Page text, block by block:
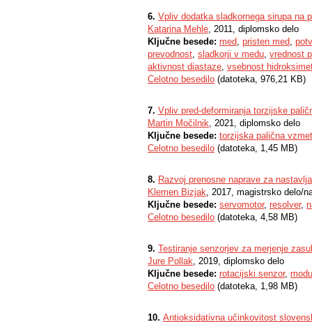
6. Vpliv dodatka sladkornega sirupa na
Katarina Mehle, 2011, diplomsko delo
Ključne besede: med, pristen med,
prevodnost, sladkorji v medu, vrednost
aktivnost diastaze, vsebnost
Celotno besedilo (datoteka, 976,21 KB)
7. Vpliv pred-deformiranja torzijske
Martin Močilnik, 2021, diplomsko delo
Ključne besede: torzijska palična vzmet
Celotno besedilo (datoteka, 1,45 MB)
8. Razvoj prenosne naprave za
Klemen Bizjak, 2017, magistrsko delo/
Ključne besede: servomotor, resolver,
Celotno besedilo (datoteka, 4,58 MB)
9. Testiranje senzorjev za merjenje
Jure Pollak, 2019, diplomsko delo
Ključne besede: rotacijski senzor,
Celotno besedilo (datoteka, 1,98 MB)
10. Antioksidativna učinkovitost